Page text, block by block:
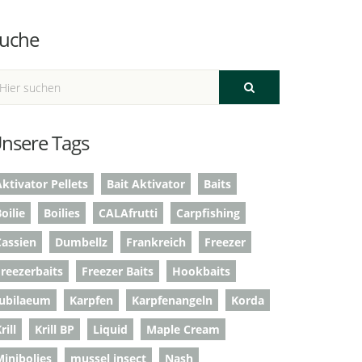
Tags
Pellets Bait Aktivator
Baits
Boilies CALAfrutti
Carpfishing
Dumbellz Frankreich
Freezer
Freezer Baits
Hookbaits
Karpfen Karpfenangeln
Korda
Krill BP Liquid
Maple Cream
mussel insect
Nash